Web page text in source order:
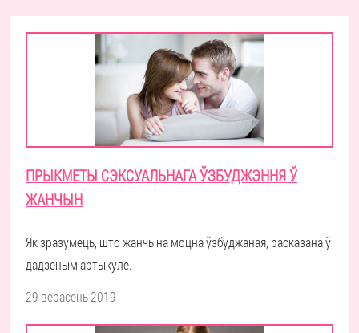
ПРЫКМЕТЫ СЭКСУАЛЬНАГА ЎЗБУДЖЭННЯ Ў
ЖАНЧЫН
Як зразумець, што жанчына моцна ўзбуджаная, расказана ў
дадзеным артыкуле.
29 верасень 2019